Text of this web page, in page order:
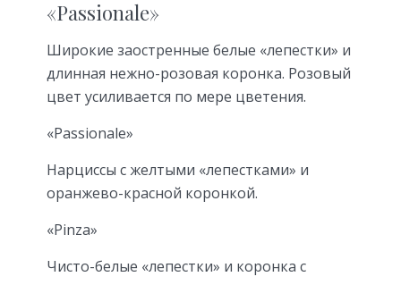
«Passionale»
Широкие заостренные белые «лепестки» и
длинная нежно-розовая коронка. Розовый
цвет усиливается по мере цветения.
«Passionale»
Нарциссы с желтыми «ле­пестками» и
оранжево-красной корон­кой.
«Pinza»
Чисто-белые «ле­пестки» и коронка с